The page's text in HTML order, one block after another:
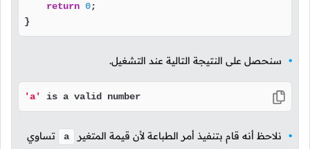
return 0;
}
سنحصل على النتيجة التالية عند التشغيل.
'a' is a valid number
نلاحظ أنه قام بتنفيذ أمر الطباعة لأن قيمة المتغير a تساوي